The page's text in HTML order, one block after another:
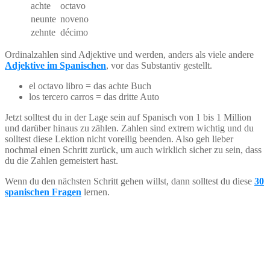
achte
octavo
neunte noveno
zehnte décimo
Ordinalzahlen sind Adjektive und werden, anders als viele andere
Adjektive im Spanischen, vor das Substantiv gestellt.
el octavo libro = das achte Buch
los tercero carros = das dritte Auto
Jetzt solltest du in der Lage sein auf Spanisch von 1 bis 1 Million
und darüber hinaus zu zählen. Zahlen sind extrem wichtig und du
solltest diese Lektion nicht voreilig beenden. Also geh lieber
nochmal einen Schritt zurück, um auch wirklich sicher zu sein, dass
du die Zahlen gemeistert hast.
Wenn du den nächsten Schritt gehen willst, dann solltest du diese 30
spanischen Fragen lernen.